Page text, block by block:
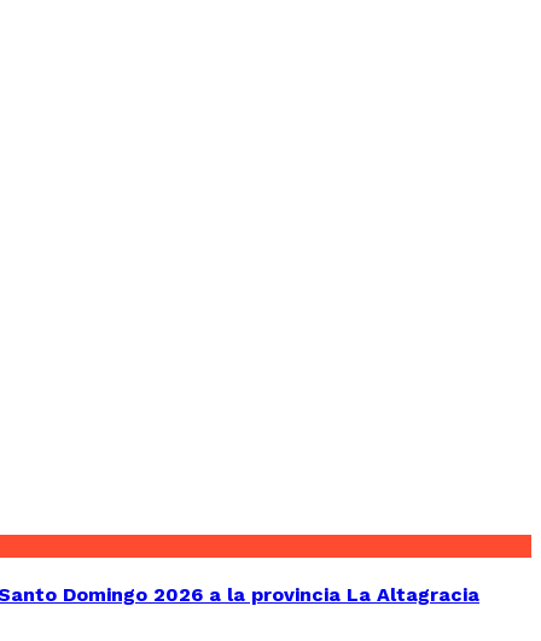
Domingo 2026 a la provincia La Altagracia